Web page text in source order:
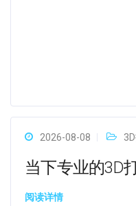
2026-08-08
当下专业的3D
阅读详情